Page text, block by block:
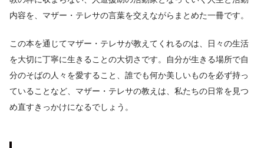
内容を、マザー・テレサの言葉を交えながらまとめた一冊です。
この本を通じてマザー・テレサが教えてくれるのは、日々の生活
を大切に丁寧に生きることの大切さです。自分が生きる場所で自
分のそばの人々を愛すること、誰でも何か美しいものを必ず持っ
ていることなど、マザー・テレサの教えは、私たちの日常を見つ
め直すきっかけになるでしょう。